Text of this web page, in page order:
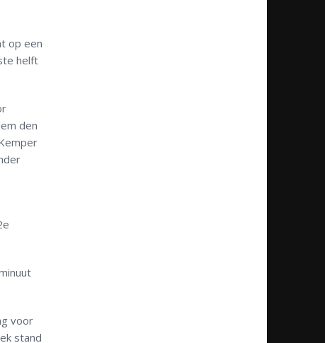
op een
helft
den
e
voor
stand